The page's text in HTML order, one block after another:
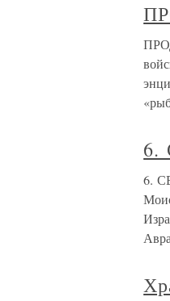
6.
6.